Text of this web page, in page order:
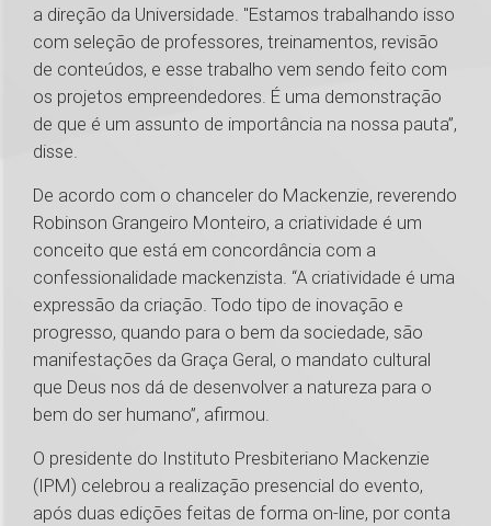
a direção da Universidade. "Estamos trabalhando isso
com seleção de professores, treinamentos, revisão
de conteúdos, e esse trabalho vem sendo feito com
os projetos empreendedores. É uma demonstração
de que é um assunto de importância na nossa pauta”,
disse.
De acordo com o chanceler do Mackenzie, reverendo
Robinson Grangeiro Monteiro, a criatividade é um
conceito que está em concordância com a
confessionalidade mackenzista. “A criatividade é uma
expressão da criação. Todo tipo de inovação e
progresso, quando para o bem da sociedade, são
manifestações da Graça Geral, o mandato cultural
que Deus nos dá de desenvolver a natureza para o
bem do ser humano”, afirmou.
O presidente do Instituto Presbiteriano Mackenzie
(IPM) celebrou a realização presencial do evento,
após duas edições feitas de forma on-line, por conta